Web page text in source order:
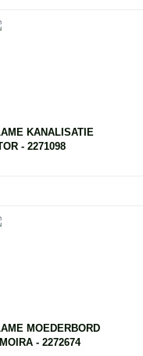
KANALISATIE
- 2271098
MOEDERBORD
- 2272674